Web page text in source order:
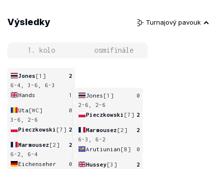
Výsledky Turnajový pavouk
1. kolo osmifinále
Jones [1]
2
6-4, 3-6, 6-3
Hands
1
Uta [WC]
0
3-6, 2-6
Pieczkowski [7] 2
Marmousez [2]
2
6-2, 6-4
Eichenseher
0
Jones [1]
0
2-6, 2-6
Pieczkowski [7] 2
Marmousez [2]
2
6-3, 6-2
Arutiunian [8] 0
Hussey[3]
2